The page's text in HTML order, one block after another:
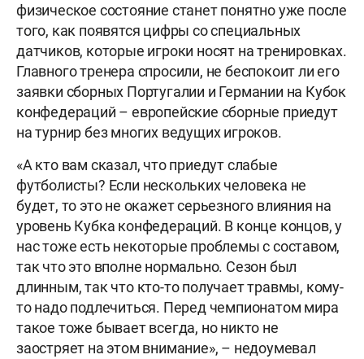
физическое состояние станет понятно уже после
того, как появятся цифры со специальных
датчиков, которые игроки носят на тренировках.
Главного тренера спросили, не беспокоит ли его
заявки сборных Португалии и Германии на Кубок
конфедераций – европейские сборные приедут
на турнир без многих ведущих игроков.
«А кто вам сказал, что приедут слабые
футболисты? Если нескольких человека не
будет, то это не окажет серьезного влияния на
уровень Кубка конфедераций. В конце концов, у
нас тоже есть некоторые проблемы с составом,
так что это вполне нормально. Сезон был
длинным, так что кто-то получает травмы, кому-
то надо подлечиться. Перед чемпионатом мира
такое тоже бывает всегда, но никто не
заостряет на этом внимание», – недоумевал